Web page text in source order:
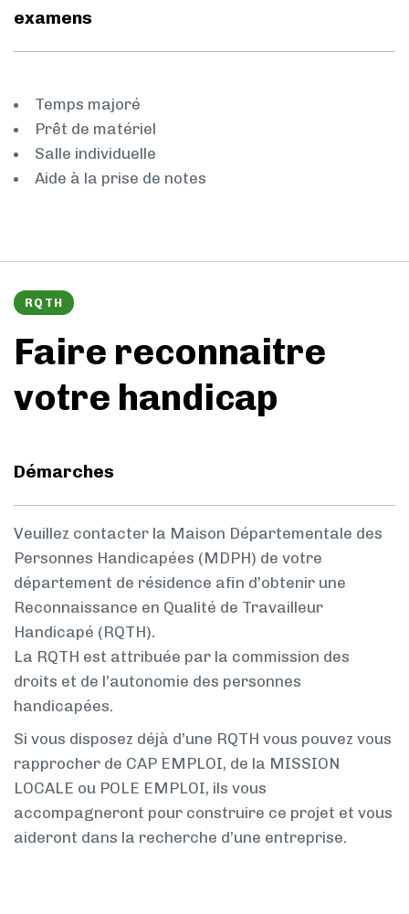
examens
Temps majoré
Prêt de matériel
Salle individuelle
Aide à la prise de notes
RQTH
Faire reconnaitre
votre handicap
Démarches
Veuillez contacter la Maison Départementale des
Personnes Handicapées (MDPH) de votre
département de résidence afin d’obtenir une
Reconnaissance en Qualité de Travailleur
Handicapé (RQTH).
La RQTH est attribuée par la commission des
droits et de l’autonomie des personnes
handicapées.
Si vous disposez déjà d’une RQTH vous pouvez vous
rapprocher de CAP EMPLOI, de la MISSION
LOCALE ou POLE EMPLOI, ils vous
accompagneront pour construire ce projet et vous
aideront dans la recherche d’une entreprise.